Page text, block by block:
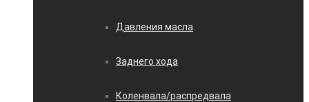
Давления масла
Заднего хода
Коленвала/распредвала